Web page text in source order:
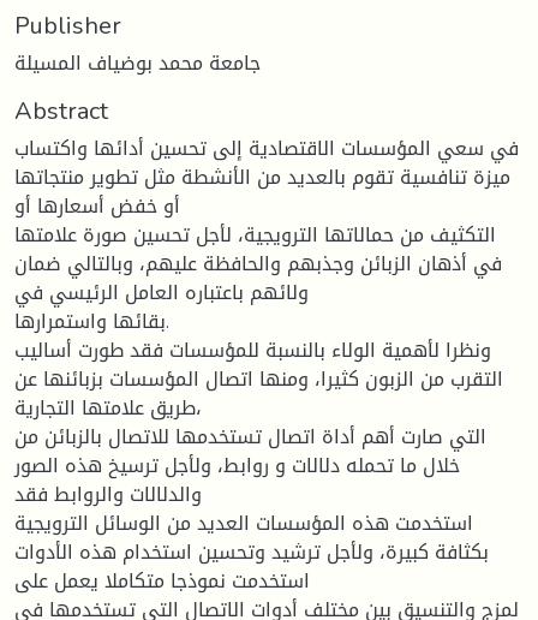
Publisher
جامعة محمد بوضياف المسيلة
Abstract
في سعي المؤسسات الاقتصادية إلى تحسين أدائها واكتساب
ميزة تنافسية تقوم بالعديد من الأنشطة مثل تطوير منتجاتها
أو خفض أسعارها أو
التكثيف من حمالاتها الترويجية، لأجل تحسين صورة علامتها
في أذهان الزبائن وجذبهم والحافظة عليهم، وبالتالي ضمان
ولائهم باعتباره العامل الرئيسي في
بقائها واستمرارها.
ونظرا لأهمية الولاء بالنسبة للمؤسسات فقد طورت أساليب
التقرب من الزبون كثيرا، ومنها اتصال المؤسسات بزبائنها عن
طريق علامتها التجارية،
التي صارت أهم أداة اتصال تستخدمها للاتصال بالزبائن من
خلال ما تحمله دلالات و روابط، ولأجل ترسيخ هذه الصور
والدلالات والروابط فقد
استخدمت هذه المؤسسات العديد من الوسائل الترويجية
بكثافة كبيرة، ولأجل ترشيد وتحسين استخدام هذه الأدوات
استخدمت نموذجا متكاملا يعمل على
لمزج والتنسيق بين مختلف أدوات الاتصال التي تستخدمها في